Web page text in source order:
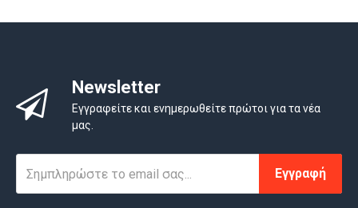
Newsletter
Εγγραφείτε και ενημερωθείτε πρώτοι για τα νέα
μας.
Εγγραφή